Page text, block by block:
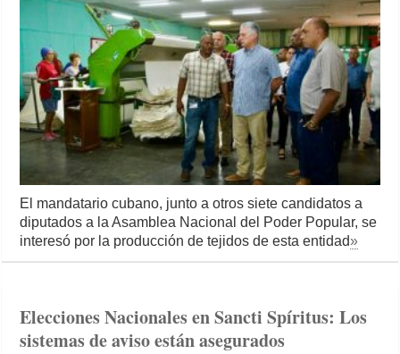
El mandatario cubano, junto a otros siete candidatos a
diputados a la Asamblea Nacional del Poder Popular, se
interesó por la producción de tejidos de esta entidad»
Elecciones Nacionales en Sancti Spíritus: Los
sistemas de aviso están asegurados